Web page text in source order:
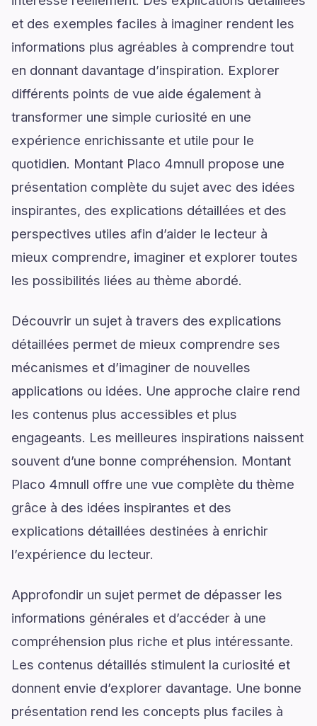
et des exemples faciles à imaginer rendent les
informations plus agréables à comprendre tout
en donnant davantage d’inspiration. Explorer
différents points de vue aide également à
transformer une simple curiosité en une
expérience enrichissante et utile pour le
quotidien. Montant Placo 4mnull propose une
présentation complète du sujet avec des idées
inspirantes, des explications détaillées et des
perspectives utiles afin d’aider le lecteur à
mieux comprendre, imaginer et explorer toutes
les possibilités liées au thème abordé.
Découvrir un sujet à travers des explications
détaillées permet de mieux comprendre ses
mécanismes et d’imaginer de nouvelles
applications ou idées. Une approche claire rend
les contenus plus accessibles et plus
engageants. Les meilleures inspirations naissent
souvent d’une bonne compréhension. Montant
Placo 4mnull offre une vue complète du thème
grâce à des idées inspirantes et des
explications détaillées destinées à enrichir
l’expérience du lecteur.
Approfondir un sujet permet de dépasser les
informations générales et d’accéder à une
compréhension plus riche et plus intéressante.
Les contenus détaillés stimulent la curiosité et
donnent envie d’explorer davantage. Une bonne
présentation rend les concepts plus faciles à